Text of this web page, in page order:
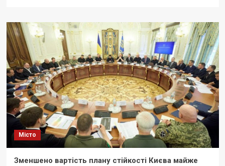
Місто
Зменшено вартість плану стійкості Києва майже